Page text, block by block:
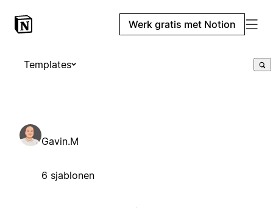
Werk gratis met Notion
Templates
Gavin.M
6 sjablonen